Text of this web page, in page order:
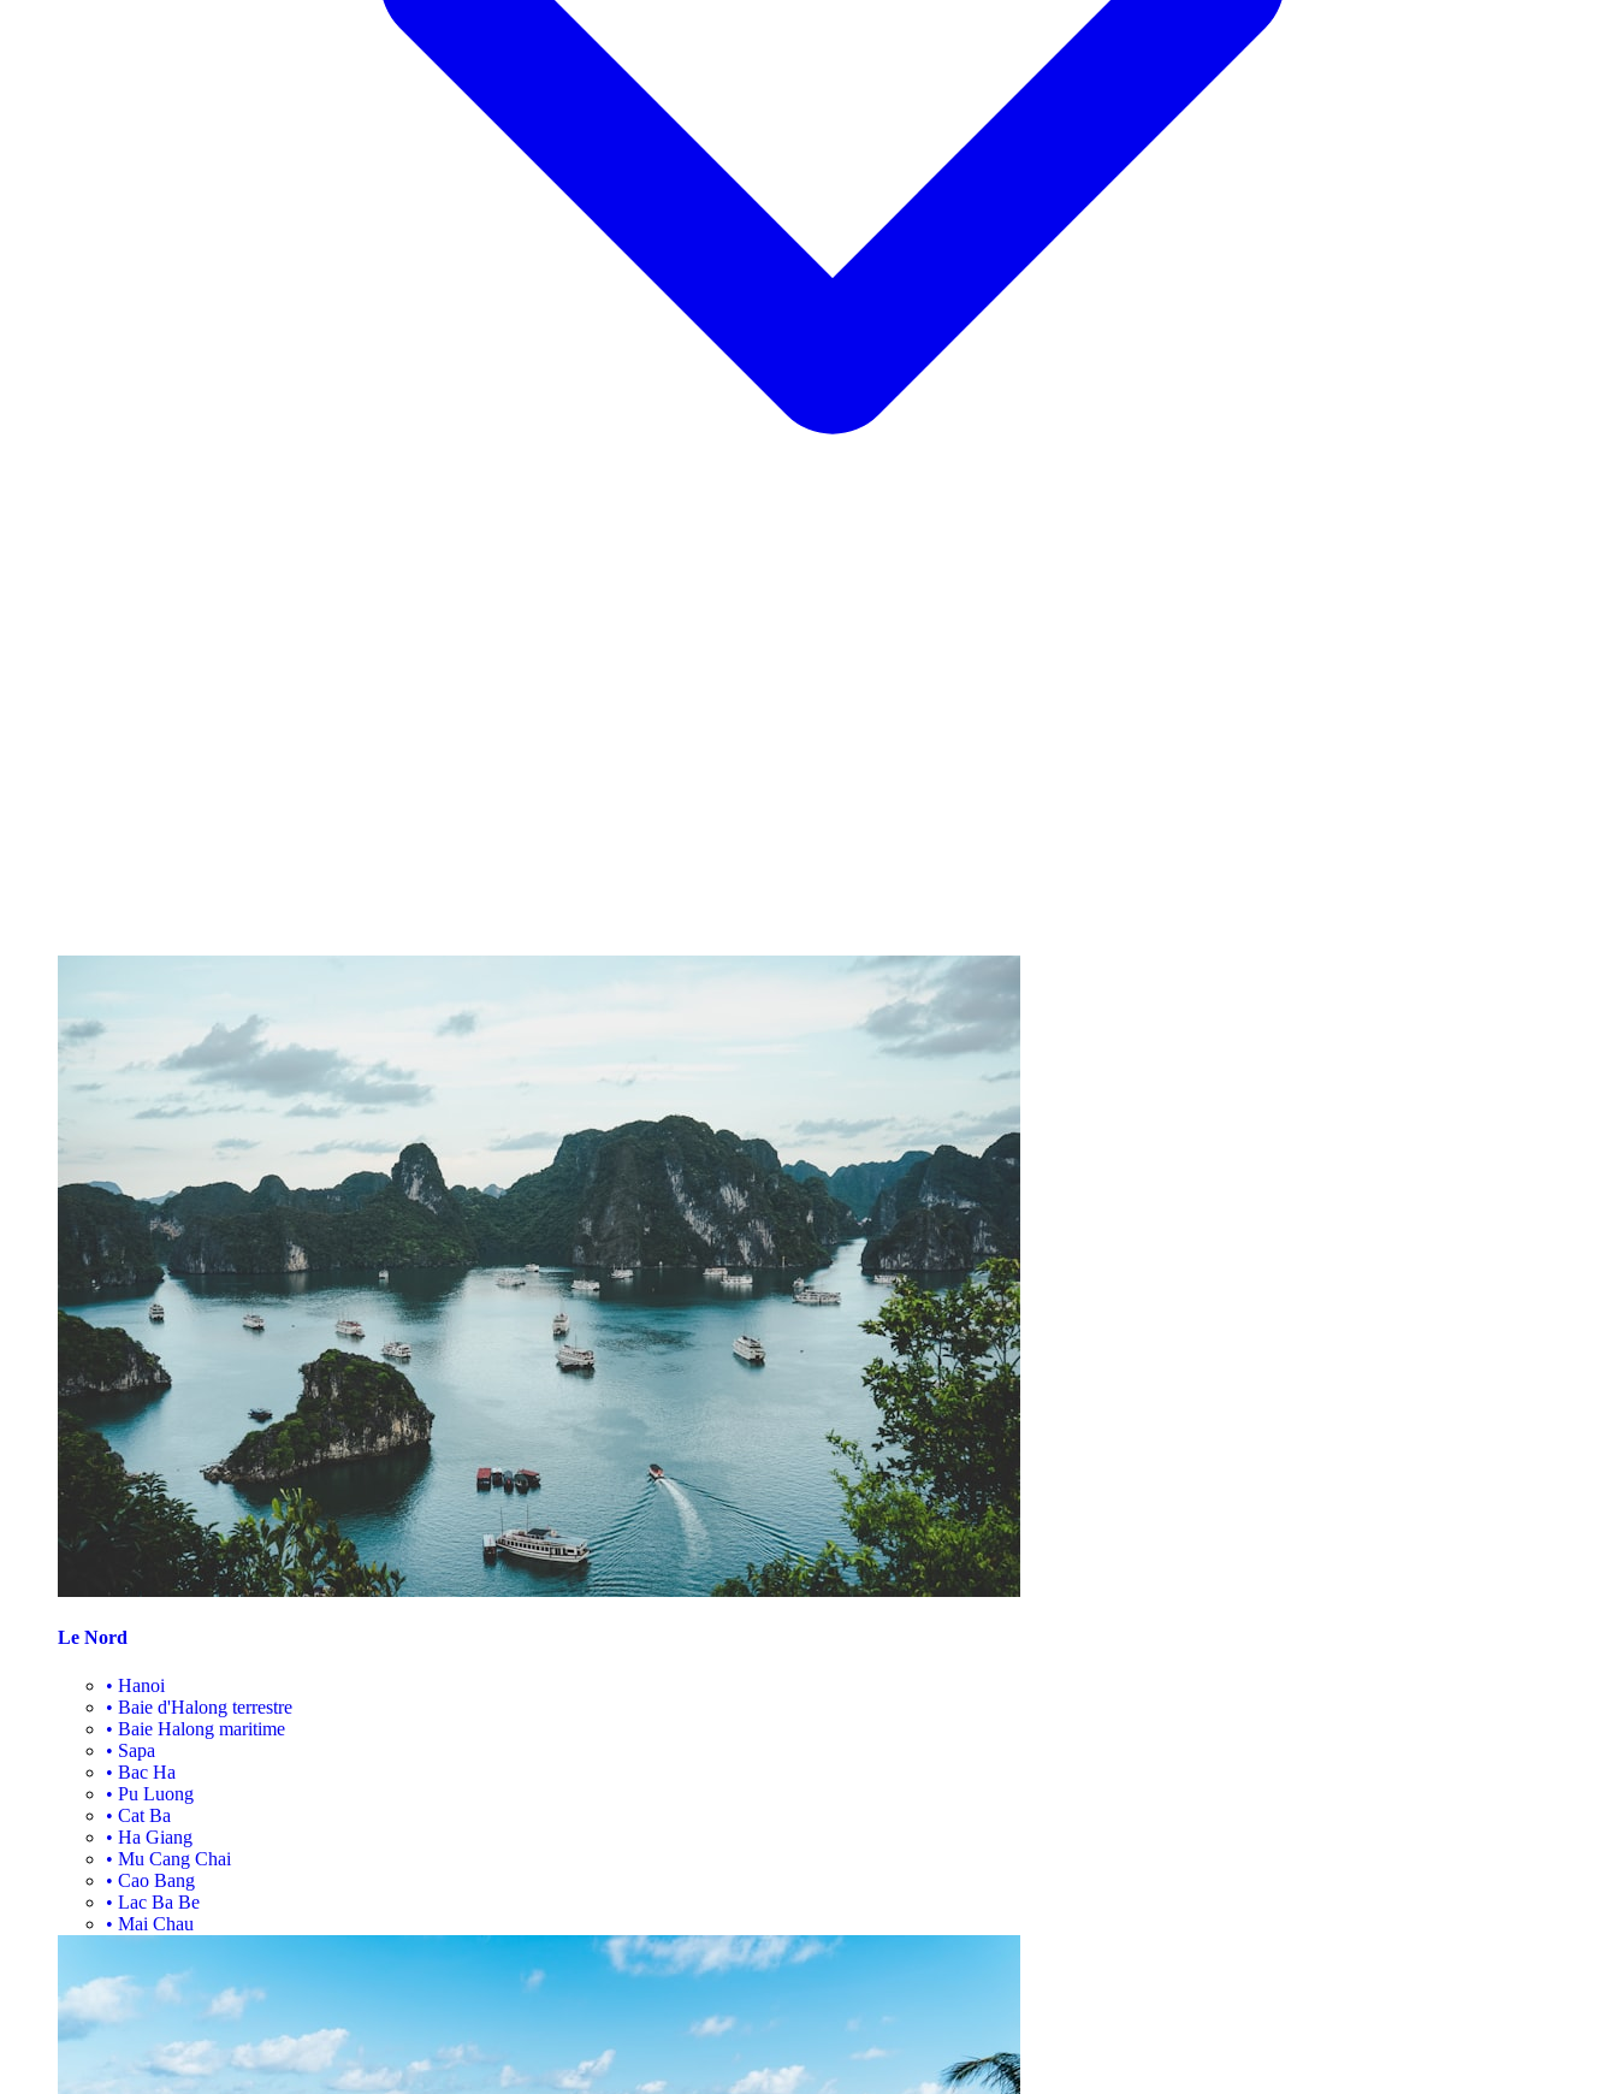
Le Nord
• Hanoi
• Baie d'Halong terrestre
• Baie Halong maritime
• Sapa
• Bac Ha
• Pu Luong
• Cat Ba
• Ha Giang
• Mu Cang Chai
• Cao Bang
• Lac Ba Be
• Mai Chau